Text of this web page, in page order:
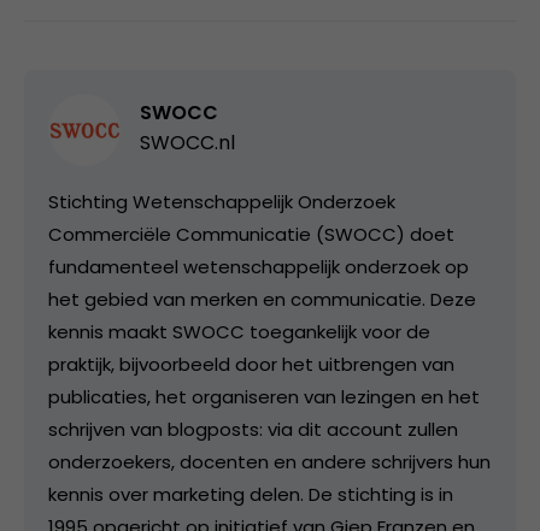
SWOCC
SWOCC.nl
Stichting Wetenschappelijk Onderzoek
Commerciële Communicatie (SWOCC) doet
fundamenteel wetenschappelijk onderzoek op
het gebied van merken en communicatie. Deze
kennis maakt SWOCC toegankelijk voor de
praktijk, bijvoorbeeld door het uitbrengen van
publicaties, het organiseren van lezingen en het
schrijven van blogposts: via dit account zullen
onderzoekers, docenten en andere schrijvers hun
kennis over marketing delen. De stichting is in